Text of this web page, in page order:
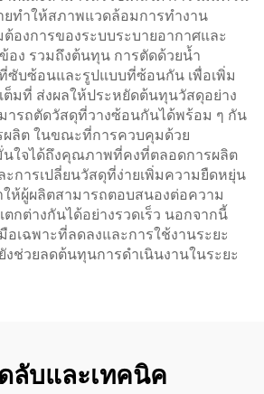
ทำให้สภาพแวดล้อมการทำงาน
องการของระบบระบายอากาศและ
อง รวมถึงต้นทุน การตัดด้วยน้ำ
ซับซ้อนและรูปแบบที่ซ้อนกัน เพื่อเพิ่ม
ต็มที่ ส่งผลให้ประหยัดต้นทุนวัสดุอย่าง
ารถตัดวัสดุที่วางซ้อนกันได้พร้อม ๆ กัน
ผลิต ในขณะที่การควบคุมด้วย
นใจได้ถึงคุณภาพที่คงที่ตลอดการผลิต
ะการเปลี่ยนวัสดุที่ง่ายเพิ่มความยืดหยุ่น
ให้ผู้ผลิตสามารถตอบสนองต่อความ
กต่างกันได้อย่างรวดเร็ว นอกจากนี้
อเฉพาะที่ลดลงและการใช้งานระยะ
ช่วยลดต้นทุนการดำเนินงานในระยะ
ลับและเทคนิค